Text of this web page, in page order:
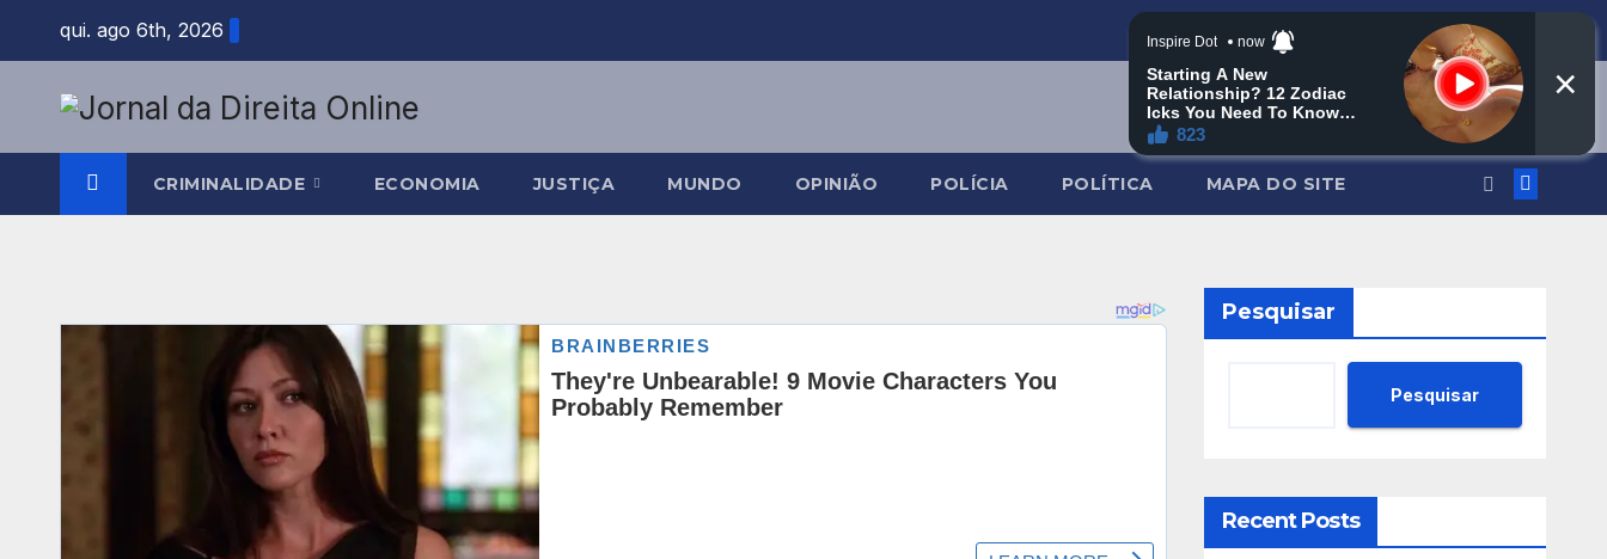
content
qui. ago 6th, 2026
CRIMINALIDADE ECONOMIA JUSTIÇA MUNDO OPINIÃO POLÍCIA POLÍTICA MAPA DO SITE
Pesquisar
Pesquisar
Recent Posts